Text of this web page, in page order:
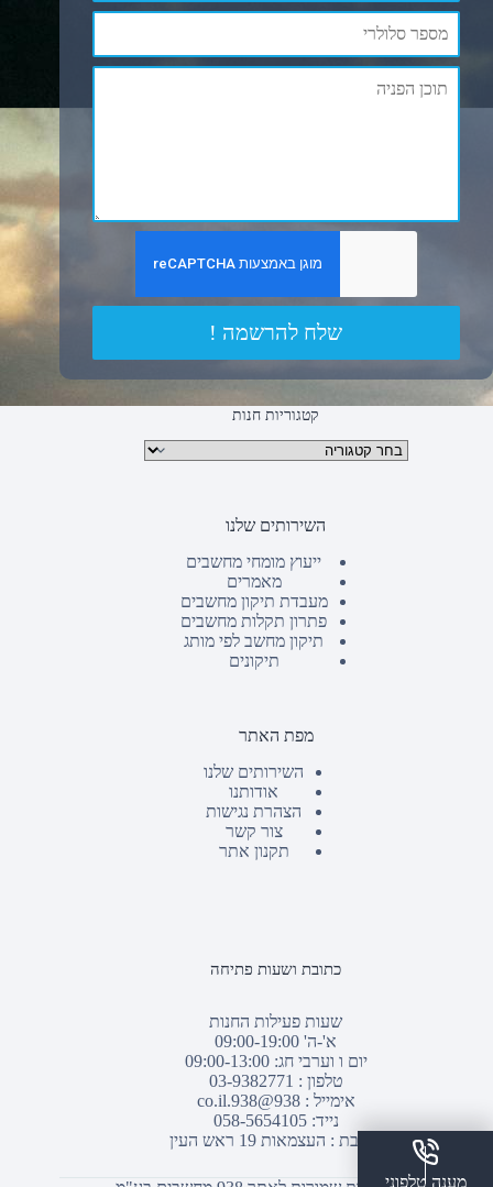
שלח להרשמה !
קטגוריות חנות
קטגוריות מוצרים
השירותים שלנו
ייעוץ מומחי מחשבים
מאמרים
מעבדת תיקון מחשבים
פתרון תקלות מחשבים
תיקון מחשב לפי מותג
תיקונים
מפת האתר
השירותים שלנו
אודותנו
הצהרת נגישות
צור קשר
תקנון אתר
כתובת ושעות פתיחה
שעות פעילות החנות
א'-ה' 09:00-19:00
יום ו וערבי חג: 09:00-13:00
טלפון : 03-9382771
אימייל :938@938.co.il
נייד: 058-5654105
כתובת : העצמאות 19 ראש העין
מענה טלפוני